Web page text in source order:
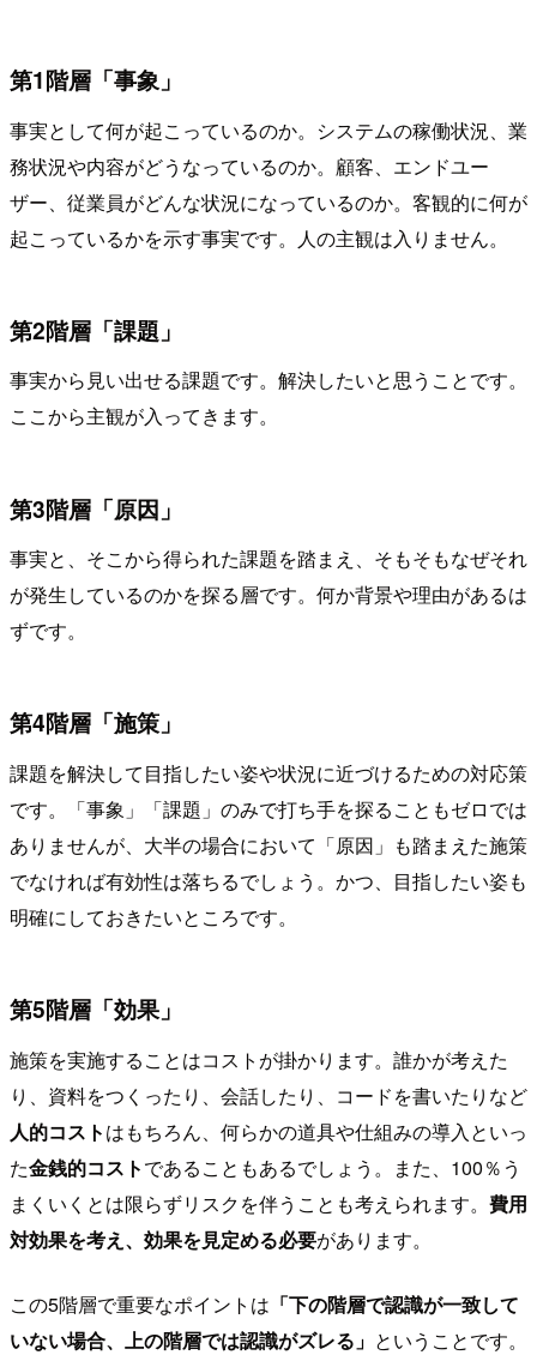
第1階層「事象」
事実として何が起こっているのか。システムの稼働状況、業
務状況や内容がどうなっているのか。顧客、エンドユー
ザー、従業員がどんな状況になっているのか。客観的に何が
起こっているかを示す事実です。人の主観は入りません。
第2階層「課題」
事実から見い出せる課題です。解決したいと思うことです。
ここから主観が入ってきます。
第3階層「原因」
事実と、そこから得られた課題を踏まえ、そもそもなぜそれ
が発生しているのかを探る層です。何か背景や理由があるは
ずです。
第4階層「施策」
課題を解決して目指したい姿や状況に近づけるための対応策
です。「事象」「課題」のみで打ち手を探ることもゼロでは
ありませんが、大半の場合において「原因」も踏まえた施策
でなければ有効性は落ちるでしょう。かつ、目指したい姿も
明確にしておきたいところです。
第5階層「効果」
施策を実施することはコストが掛かります。誰かが考えた
り、資料をつくったり、会話したり、コードを書いたりなど
人的コストはもちろん、何らかの道具や仕組みの導入といっ
た金銭的コストであることもあるでしょう。また、100％う
まくいくとは限らずリスクを伴うことも考えられます。 費用
対効果を考え、効果を見定める必要があります。
この5階層で重要なポイントは 「下の階層で認識が一致して
いない場合、上の階層では認識がズレる」 ということです。